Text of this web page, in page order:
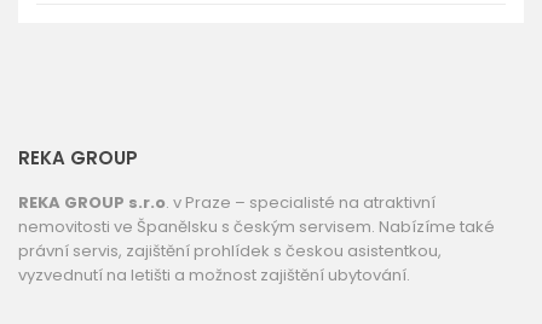
REKA GROUP
REKA GROUP s.r.o. v Praze – specialisté na atraktivní
nemovitosti ve Španělsku s českým servisem. Nabízíme také
právní servis, zajištění prohlídek s českou asistentkou,
vyzvednutí na letišti a možnost zajištění ubytování.